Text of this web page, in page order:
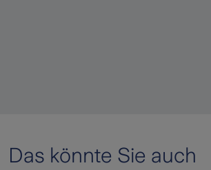
Das könnte Sie auch